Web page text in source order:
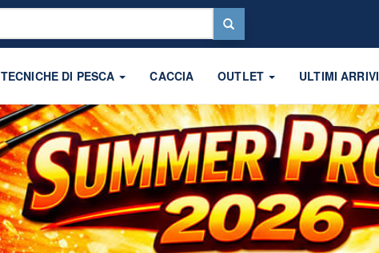
TECNICHE DI PESCA CACCIA OUTLET ULTIMI ARRIVI